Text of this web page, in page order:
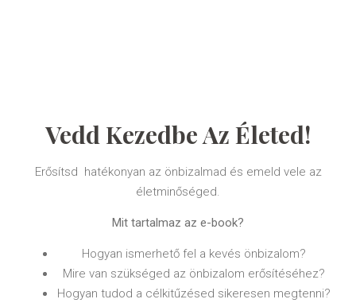
Vedd Kezedbe Az Életed!
Erősítsd hatékonyan az önbizalmad és emeld vele az
életminőséged.
Mit tartalmaz az e-book?
Hogyan ismerhető fel a kevés önbizalom?
Mire van szükséged az önbizalom erősítéséhez?
Hogyan tudod a célkitűzésed sikeresen megtenni?